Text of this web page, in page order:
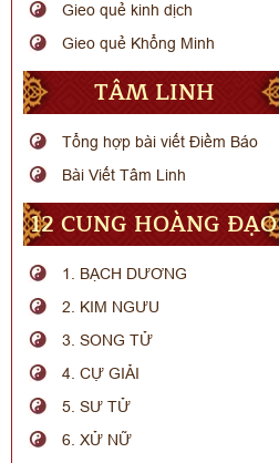
Gieo quẻ kinh dịch
Gieo quẻ Khổng Minh
TÂM LINH
Tổng hợp bài viết Điềm Báo
Bài Viết Tâm Linh
12 CUNG HOÀNG ĐẠO
1. BẠCH DƯƠNG
2. KIM NGƯU
3. SONG TỬ
4. CỰ GIẢI
5. SƯ TỬ
6. XỬ NỮ